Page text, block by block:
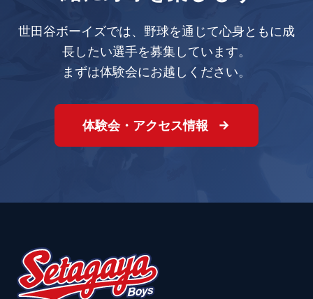
世田谷ボーイズでは、野球を通じて心身ともに成
長したい選手を募集しています。
まずは体験会にお越しください。
体験会・アクセス情報